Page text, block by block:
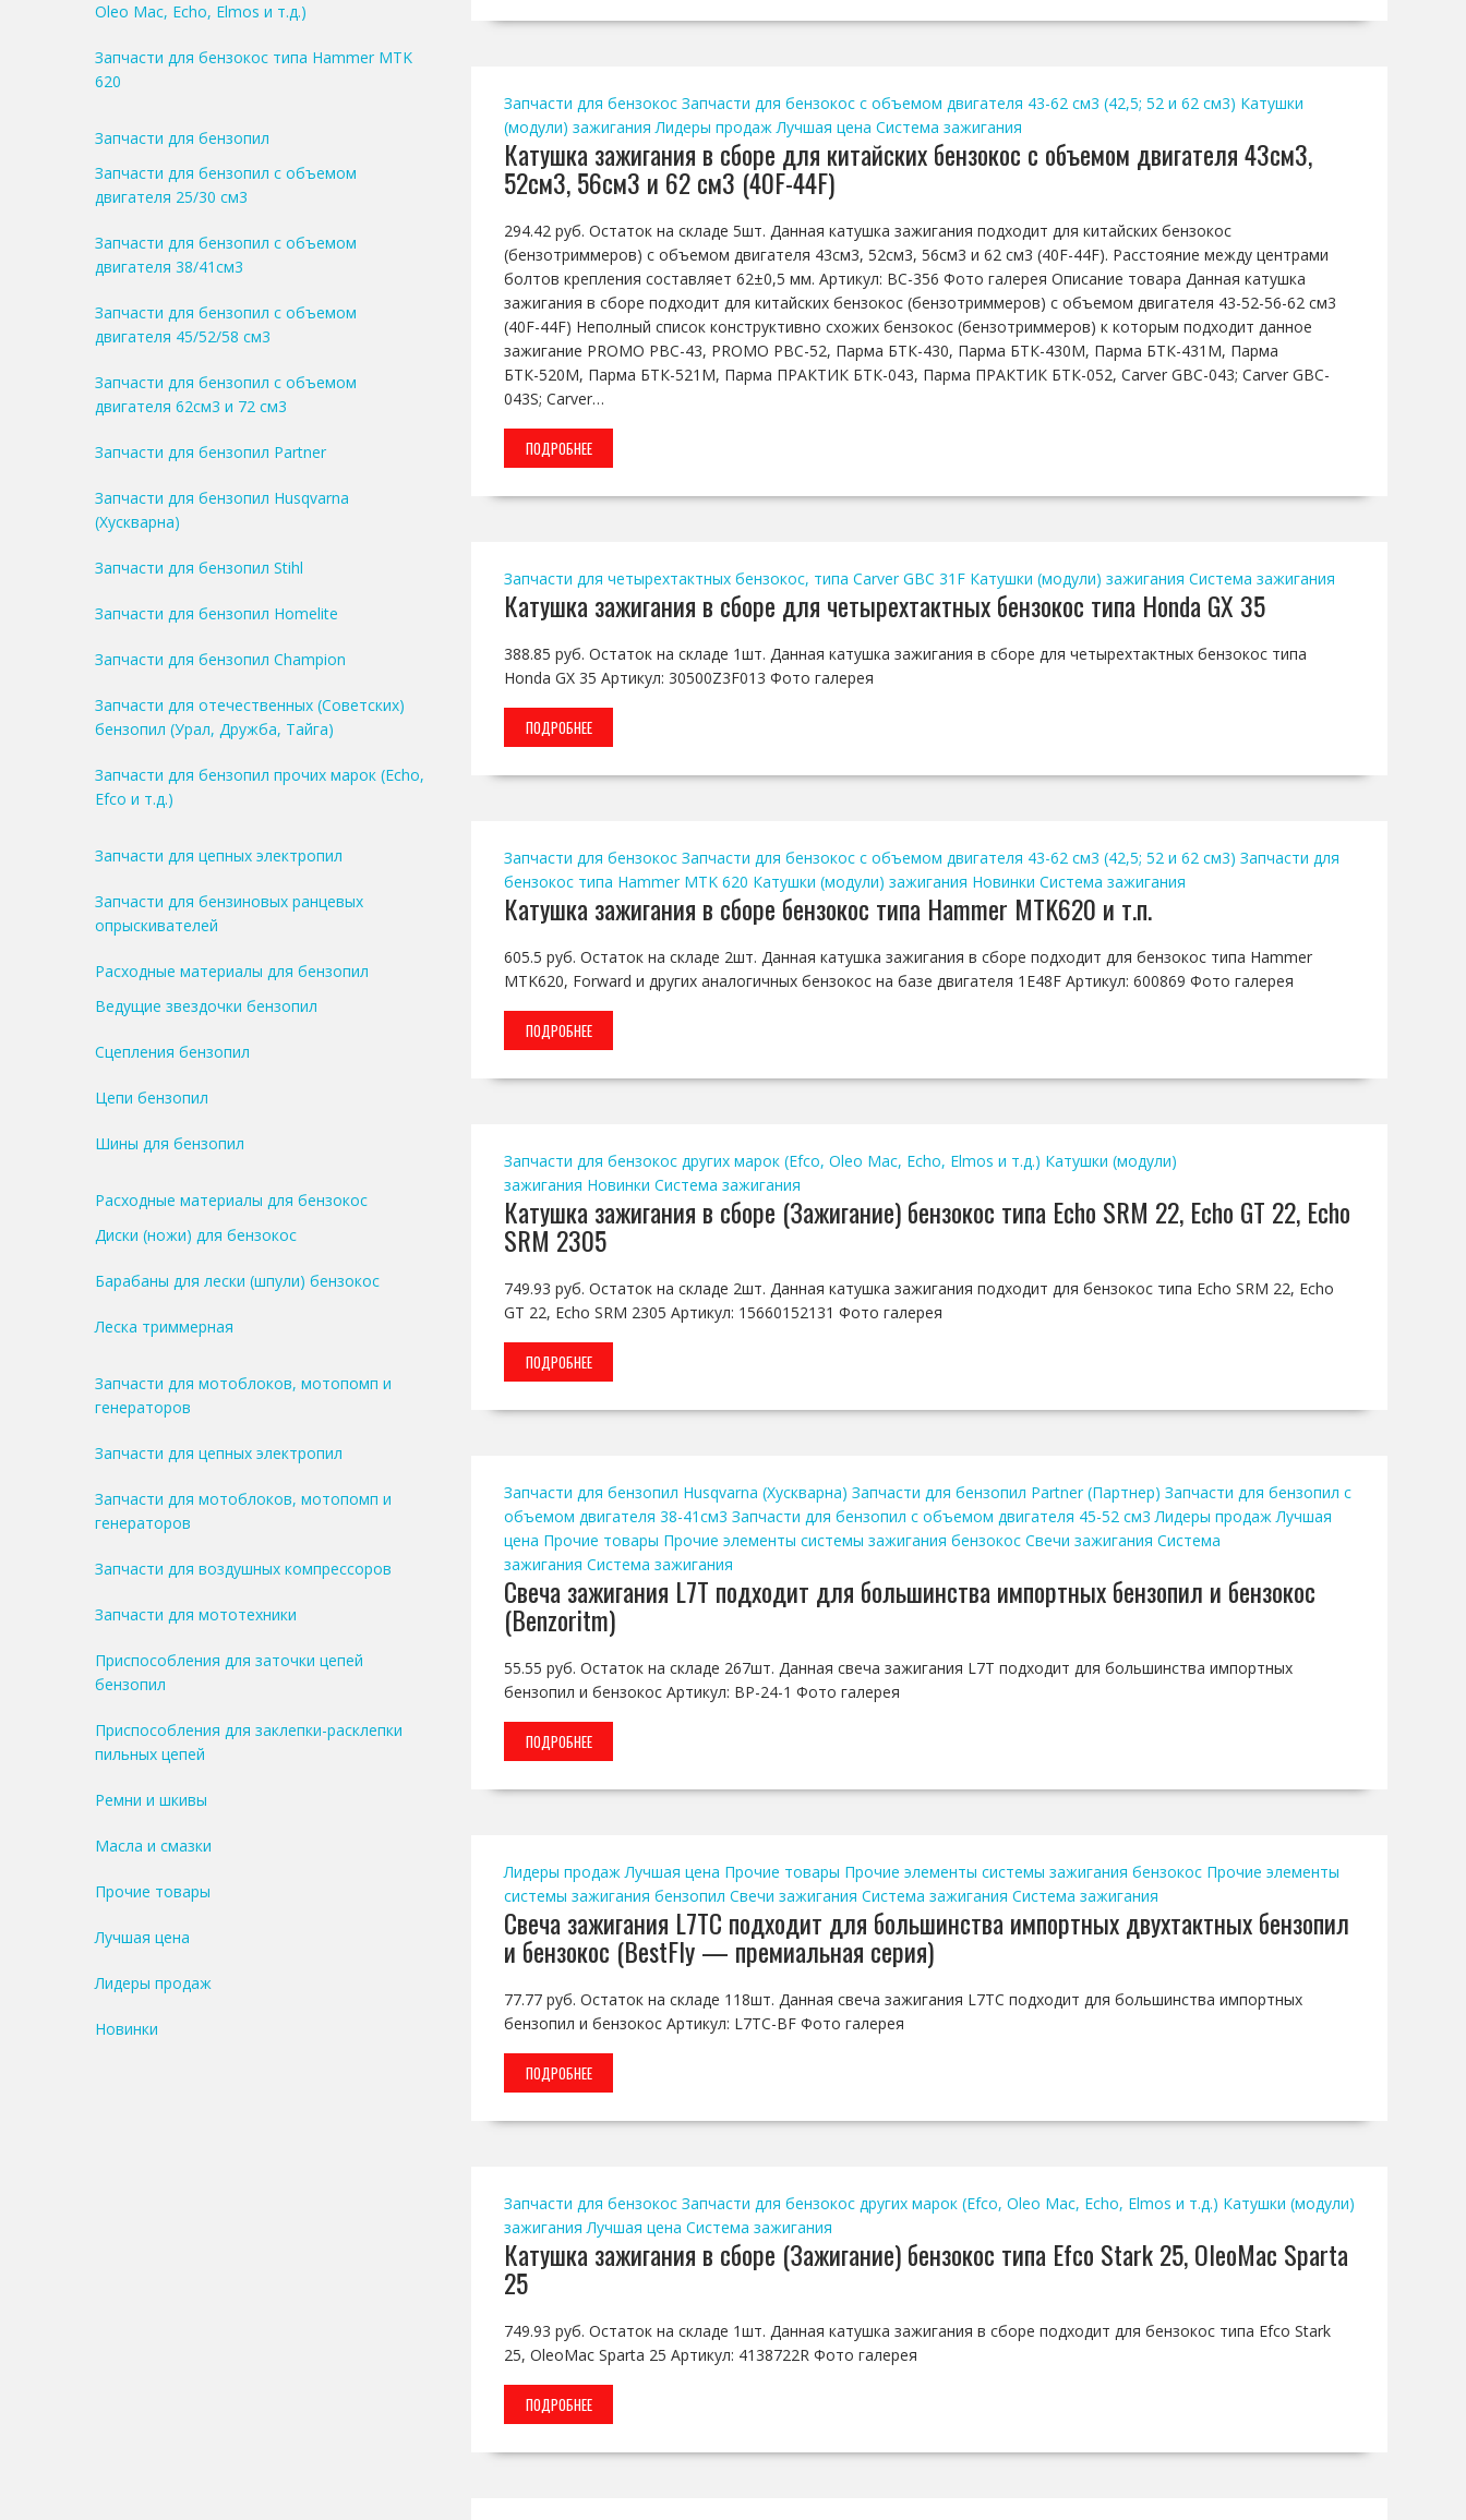
Запчасти для бензокос Запчасти для бензокос с объемом двигателя 43-62 см3 (42,5; 52 и 62 см3) Катушки
(модули) зажигания Лидеры продаж Лучшая цена Система зажигания
Катушка зажигания в сборе для китайских бензокос с объемом двигателя 43см3,
52см3, 56см3 и 62 см3 (40F-44F)
294.42 руб. Остаток на складе 5шт. Данная катушка зажигания подходит для китайских бензокос
(бензотриммеров) с объемом двигателя 43см3, 52см3, 56см3 и 62 см3 (40F-44F). Расстояние между центрами
болтов крепления составляет 62±0,5 мм. Артикул: BC-356 Фото галерея Описание товара Данная катушка
зажигания в сборе подходит для китайских бензокос (бензотриммеров) с объемом двигателя 43-52-56-62 см3
(40F-44F) Неполный список конструктивно схожих бензокос (бензотриммеров) к которым подходит данное
зажигание PROMO PBC-43, PROMO PBC-52, Парма БТК-430, Парма БТК-430М, Парма БТК-431М, Парма
БТК-520М, Парма БТК-521М, Парма ПРАКТИК БТК-043, Парма ПРАКТИК БТК-052, Carver GBC-043; Carver GBC-
043S; Carver…
ПОДРОБНЕЕ
Запчасти для четырехтактных бензокос, типа Carver GBC 31F Катушки (модули) зажигания Система зажигания
Катушка зажигания в сборе для четырехтактных бензокос типа Honda GX 35
388.85 руб. Остаток на складе 1шт. Данная катушка зажигания в сборе для четырехтактных бензокос типа
Honda GX 35 Артикул: 30500Z3F013 Фото галерея
ПОДРОБНЕЕ
Запчасти для бензокос Запчасти для бензокос с объемом двигателя 43-62 см3 (42,5; 52 и 62 см3) Запчасти для
бензокос типа Hammer MTK 620 Катушки (модули) зажигания Новинки Система зажигания
Катушка зажигания в сборе бензокос типа Hammer MTK620 и т.п.
605.5 руб. Остаток на складе 2шт. Данная катушка зажигания в сборе подходит для бензокос типа Hammer
MTK620, Forward и других аналогичных бензокос на базе двигателя 1E48F Артикул: 600869 Фото галерея
ПОДРОБНЕЕ
Запчасти для бензокос других марок (Efco, Oleo Mac, Echo, Elmos и т.д.) Катушки (модули)
зажигания Новинки Система зажигания
Катушка зажигания в сборе (Зажигание) бензокос типа Echo SRM 22, Echo GT 22, Echo
SRM 2305
749.93 руб. Остаток на складе 2шт. Данная катушка зажигания подходит для бензокос типа Echo SRM 22, Echo
GT 22, Echo SRM 2305 Артикул: 15660152131 Фото галерея
ПОДРОБНЕЕ
Запчасти для бензопил Husqvarna (Хускварна) Запчасти для бензопил Partner (Партнер) Запчасти для бензопил с
объемом двигателя 38-41см3 Запчасти для бензопил с объемом двигателя 45-52 см3 Лидеры продаж Лучшая
цена Прочие товары Прочие элементы системы зажигания бензокос Свечи зажигания Система
зажигания Система зажигания
Свеча зажигания L7T подходит для большинства импортных бензопил и бензокос
(Benzoritm)
55.55 руб. Остаток на складе 267шт. Данная свеча зажигания L7T подходит для большинства импортных
бензопил и бензокос Артикул: BP-24-1 Фото галерея
ПОДРОБНЕЕ
Лидеры продаж Лучшая цена Прочие товары Прочие элементы системы зажигания бензокос Прочие элементы
системы зажигания бензопил Свечи зажигания Система зажигания Система зажигания
Свеча зажигания L7TC подходит для большинства импортных двухтактных бензопил
и бензокос (BestFly — премиальная серия)
77.77 руб. Остаток на складе 118шт. Данная свеча зажигания L7TC подходит для большинства импортных
бензопил и бензокос Артикул: L7TC-BF Фото галерея
ПОДРОБНЕЕ
Запчасти для бензокос Запчасти для бензокос других марок (Efco, Oleo Mac, Echo, Elmos и т.д.) Катушки (модули)
зажигания Лучшая цена Система зажигания
Катушка зажигания в сборе (Зажигание) бензокос типа Efco Stark 25, OleoMac Sparta
25
749.93 руб. Остаток на складе 1шт. Данная катушка зажигания в сборе подходит для бензокос типа Efco Stark
25, OleoMac Sparta 25 Артикул: 4138722R Фото галерея
ПОДРОБНЕЕ
Oleo Mac, Echo, Elmos и т.д.)
Запчасти для бензокос типа Hammer MTK
620
Запчасти для бензопил
Запчасти для бензопил с объемом
двигателя 25/30 см3
Запчасти для бензопил с объемом
двигателя 38/41см3
Запчасти для бензопил с объемом
двигателя 45/52/58 см3
Запчасти для бензопил с объемом
двигателя 62см3 и 72 см3
Запчасти для бензопил Partner
Запчасти для бензопил Husqvarna
(Хускварна)
Запчасти для бензопил Stihl
Запчасти для бензопил Homelite
Запчасти для бензопил Champion
Запчасти для отечественных (Советских)
бензопил (Урал, Дружба, Тайга)
Запчасти для бензопил прочих марок (Echo,
Efco и т.д.)
Запчасти для цепных электропил
Запчасти для бензиновых ранцевых
опрыскивателей
Расходные материалы для бензопил
Ведущие звездочки бензопил
Сцепления бензопил
Цепи бензопил
Шины для бензопил
Расходные материалы для бензокос
Диски (ножи) для бензокос
Барабаны для лески (шпули) бензокос
Леска триммерная
Запчасти для мотоблоков, мотопомп и
генераторов
Запчасти для цепных электропил
Запчасти для мотоблоков, мотопомп и
генераторов
Запчасти для воздушных компрессоров
Запчасти для мототехники
Приспособления для заточки цепей
бензопил
Приспособления для заклепки-расклепки
пильных цепей
Ремни и шкивы
Масла и смазки
Прочие товары
Лучшая цена
Лидеры продаж
Новинки